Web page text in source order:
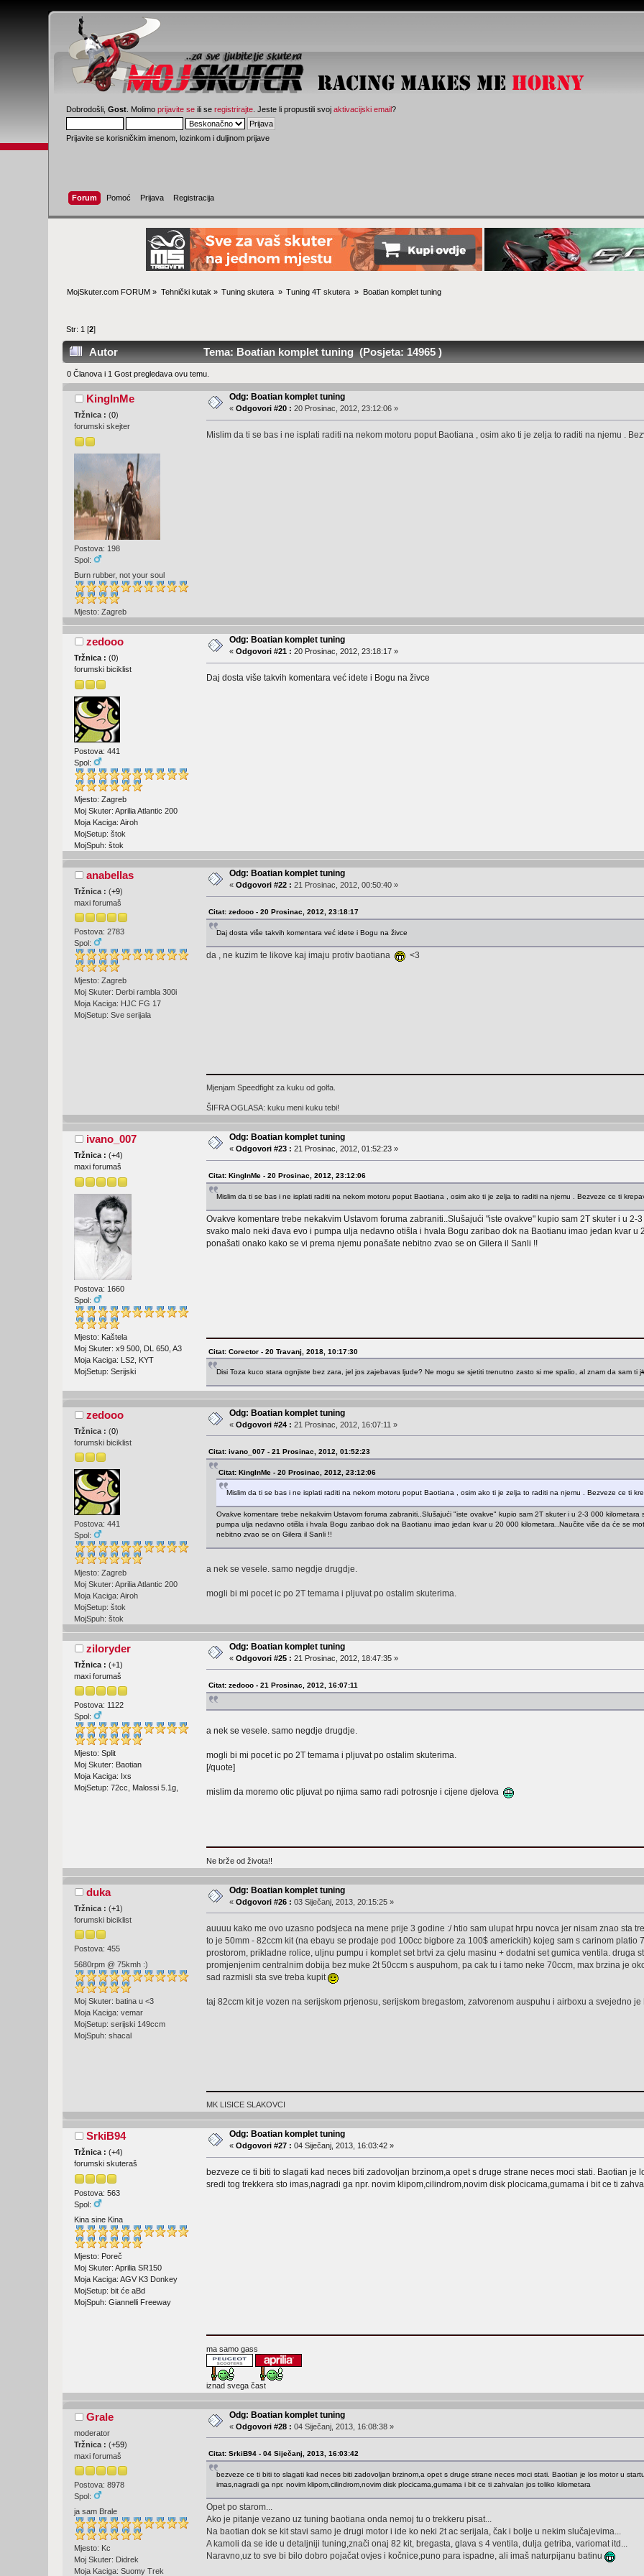
Dobrodošli,Gost . Molimoprijavite se ili seregistrirajte . Jeste li propustili svojaktivacijski email?
Prijavite se korisničkim imenom, lozinkom i duljinom prijave
Forum Pomoć Prijava Registracija
MojSkuter.com FORUM » Tehnički kutak » Tuning skutera » Tuning 4T skutera » Boatian komplet tuning
Str: 1 [2]
Autor Tema: Boatian komplet tuning (Posjeta: 14965 )
0 Članova i 1 Gost pregledava ovu temu.
KingInMe
Tržnica :(0)
forumski skejter
Postova: 198
Spol:
Burn rubber, not your soul
Mjesto: Zagreb
Odg: Boatian komplet tuning
«Odgovori #20 : 20 Prosinac, 2012, 23:12:06 »
Mislim da ti se bas i ne isplati raditi na nekom motoru poput Baotiana , osim ako ti je zelja to raditi na njemu .
zedooo
Tržnica :(0)
forumski biciklist
Postova: 441
Spol:
Mjesto: Zagreb
Moj Skuter: Aprilia Atlantic 200
Moja Kaciga: Airoh
MojSetup: štok
MojSpuh: štok
Odg: Boatian komplet tuning
«Odgovori #21 : 20 Prosinac, 2012, 23:18:17 »
Daj dosta više takvih komentara već idete i Bogu na živce
anabellas
Tržnica :(+9)
maxi forumaš
Postova: 2783
Spol:
Mjesto: Zagreb
Moj Skuter: Derbi rambla 300i
Moja Kaciga: HJC FG 17
MojSetup: Sve serijala
Odg: Boatian komplet tuning
«Odgovori #22 : 21 Prosinac, 2012, 00:50:40 »
Citat: zedooo - 20 Prosinac, 2012, 23:18:17
Daj dosta više takvih komentara već idete i Bogu na živce
da , ne kuzim te likove kaj imaju protiv baotiana <3
Mjenjam Speedfight za kuku od golfa.
ŠIFRA OGLASA: kuku meni kuku tebi!
ivano_007
Tržnica :(+4)
maxi forumaš
Postova: 1660
Spol:
Mjesto: Kaštela
Moj Skuter: x9 500, DL 650, A3
Moja Kaciga: LS2, KYT
MojSetup: Serijski
Odg: Boatian komplet tuning
«Odgovori #23 : 21 Prosinac, 2012, 01:52:23 »
Citat: KingInMe - 20 Prosinac, 2012, 23:12:06
Mislim da ti se bas i ne isplati raditi na nekom motoru poput Baotiana , osim ako ti je zelja to raditi na njemu . Bezveze ce ti
Ovakve komentare trebe nekakvim Ustavom foruma zabraniti..Slušajući "iste ovakve" kupio sam 2T skuter i u
svako malo neki đava evo i pumpa ulja nedavno otišla i hvala Bogu zaribao dok na Baotianu imao jedan kvar u
ponašati onako kako se vi prema njemu ponašate nebitno zvao se on Gilera il Sanli !!
Citat: Corector - 20 Travanj, 2018, 10:17:30
Disi Toza kuco stara ognjiste bez zara, jel jos zajebavas ljude? Ne mogu se sjetiti trenutno zasto si me spalio, al znam da sam ti
zedooo
Tržnica :(0)
forumski biciklist
Postova: 441
Spol:
Mjesto: Zagreb
Moj Skuter: Aprilia Atlantic 200
Moja Kaciga: Airoh
MojSetup: štok
MojSpuh: štok
Odg: Boatian komplet tuning
«Odgovori #24 : 21 Prosinac, 2012, 16:07:11 »
Citat: ivano_007 - 21 Prosinac, 2012, 01:52:23
Citat: KingInMe - 20 Prosinac, 2012, 23:12:06
Mislim da ti se bas i ne isplati raditi na nekom motoru poput Baotiana , osim ako ti je zelja to raditi na njemu . Bezveze ce ti
Ovakve komentare trebe nekakvim Ustavom foruma zabraniti..Slušajući "iste ovakve" kupio sam 2T skuter i u 2-3 000
pumpa ulja nedavno otišla i hvala Bogu zaribao dok na Baotianu imao jedan kvar u 20 000 kilometara..Naučite više da će se
nebitno zvao se on Gilera il Sanli !!
a nek se vesele. samo negdje drugdje.
mogli bi mi pocet ic po 2T temama i pljuvat po ostalim skuterima.
ziloryder
Tržnica :(+1)
maxi forumaš
Postova: 1122
Spol:
Mjesto: Split
Moj Skuter: Baotian
Moja Kaciga: Ixs
MojSetup: 72cc, Malossi 5.1g,
Odg: Boatian komplet tuning
«Odgovori #25 : 21 Prosinac, 2012, 18:47:35 »
Citat: zedooo - 21 Prosinac, 2012, 16:07:11
a nek se vesele. samo negdje drugdje.
mogli bi mi pocet ic po 2T temama i pljuvat po ostalim skuterima.
[/quote]
mislim da moremo otic pljuvat po njima samo radi potrosnje i cijene djelova
Ne brže od života!!
duka
Tržnica :(+1)
forumski biciklist
Postova: 455
5680rpm @ 75kmh :)
Moj Skuter: batina u <3
Moja Kaciga: vemar
MojSetup: serijski 149ccm
MojSpuh: shacal
Odg: Boatian komplet tuning
«Odgovori #26 : 03 Siječanj, 2013, 20:15:25 »
auuuu kako me ovo uzasno podsjeca na mene prije 3 godine :/ htio sam ulupat hrpu novca jer nisam znao sta
to je 50mm - 82ccm kit (na ebayu se prodaje pod 100cc bigbore za 100$ americkih) kojeg sam s carinom
prostorom, prikladne rolice, uljnu pumpu i komplet set brtvi za cjelu masinu + dodatni set gumica ventila. druga
promjenjenim centralnim dobija bez muke 2t 50ccm s auspuhom, pa cak tu i tamo neke 70ccm, max brzina je
sad razmisli sta sve treba kupit
taj 82ccm kit je vozen na serijskom prjenosu, serijskom bregastom, zatvorenom auspuhu i airboxu a svejedno
MK LISICE SLAKOVCI
SrkiB94
Tržnica :(+4)
forumski skuteraš
Postova: 563
Spol:
Kina sine Kina
Mjesto: Poreč
Moj Skuter: Aprilia SR150
Moja Kaciga: AGV K3 Donkey
MojSetup: bit će aBd
MojSpuh: Giannelli Freeway
Odg: Boatian komplet tuning
«Odgovori #27 : 04 Siječanj, 2013, 16:03:42 »
bezveze ce ti biti to slagati kad neces biti zadovoljan brzinom,a opet s druge strane neces moci stati. Baotian
sredi tog trekkera sto imas,nagradi ga npr. novim klipom,cilindrom,novim disk plocicama,gumama i bit ce ti
ma samo gass
iznad svega čast
Grale
moderator
Tržnica :(+59)
maxi forumaš
Postova: 8978
Spol:
ja sam Brale
Mjesto: Kc
Moj Skuter: Didrek
Moja Kaciga: Suomy Trek
Odg: Boatian komplet tuning
«Odgovori #28 : 04 Siječanj, 2013, 16:08:38 »
Citat: SrkiB94 - 04 Siječanj, 2013, 16:03:42
bezveze ce ti biti to slagati kad neces biti zadovoljan brzinom,a opet s druge strane neces moci stati. Baotian je los motor u
imas,nagradi ga npr. novim klipom,cilindrom,novim disk plocicama,gumama i bit ce ti zahvalan jos toliko kilometara
Opet po starom...
Ako je pitanje vezano uz tuning baotiana onda nemoj tu o trekkeru pisat...
Na baotian dok se kit stavi samo je drugi motor i ide ko neki 2t ac serijala, čak i bolje u nekim slučajevima...
A kamoli da se ide u detaljniji tuning,znači onaj 82 kit, bregasta, glava s 4 ventila, dulja getriba, variomat itd...
Naravno,uz to sve bi bilo dobro pojačat ovjes i kočnice,puno para ispadne, ali imaš naturpijanu batinu